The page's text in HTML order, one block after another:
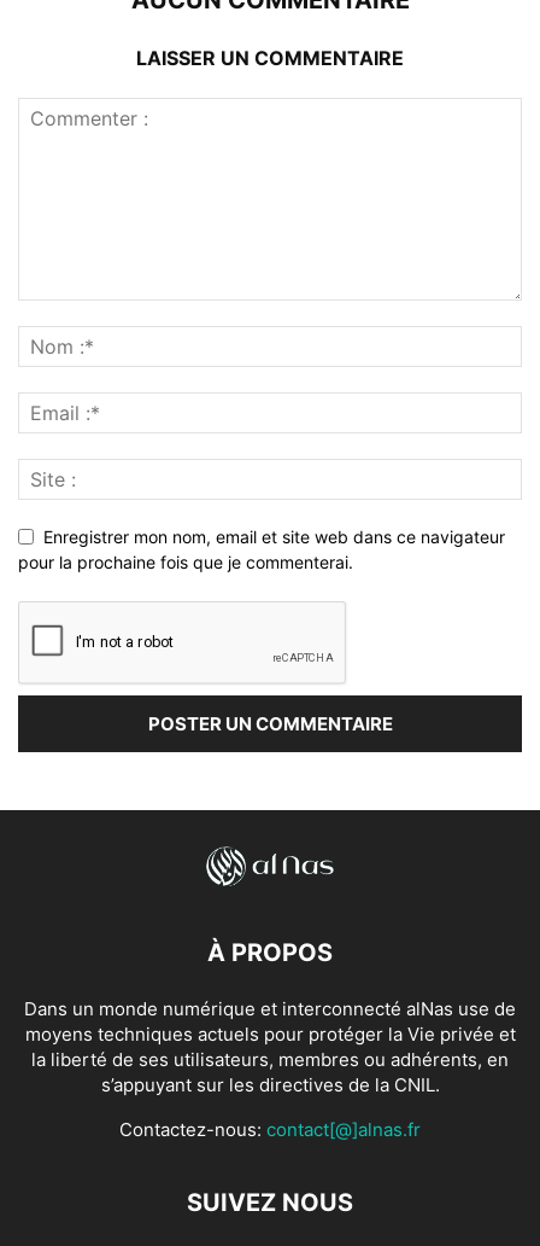
LAISSER UN COMMENTAIRE
Enregistrer mon nom, email et site web dans ce navigateur
pour la prochaine fois que je commenterai.
À PROPOS
Dans un monde numérique et interconnecté alNas use de
moyens techniques actuels pour protéger la Vie privée et
la liberté de ses utilisateurs, membres ou adhérents, en
s’appuyant sur les directives de la CNIL.
Contactez-nous: contact[@]alnas.fr
SUIVEZ NOUS